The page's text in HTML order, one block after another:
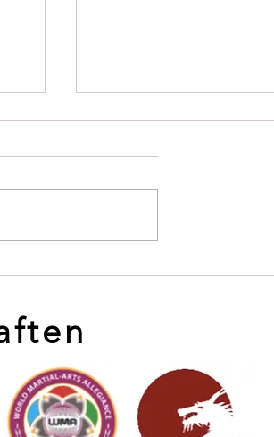
Auch bei der Berliner